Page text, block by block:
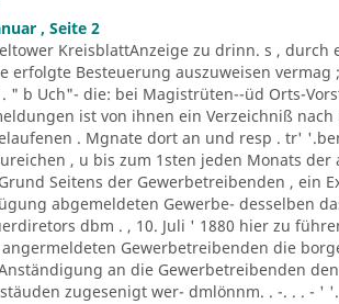
, Seite 2
KreisblattAnzeige zu drinn. s , durch
erfolgte Besteuerung auszuweisen
" b Uch"- die: bei Magistrüten--üd Orts-
ist von ihnen ein Verzeichniß
. Mgnate dort an und resp . tr'
, u bis zum 1sten jeden Monats
Seitens der Gewerbetreibenden , ein
abgemeldeten Gewerbe- desselben
dbm . , 10. Juli ' 1880 hier zu
Gewerbetreibenden die
an die Gewerbetreibenden
zugesenigt wer- dmlönnm. . -. . . - '